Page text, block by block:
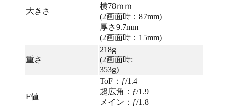
大きさ
横78ｍｍ
(2画面時：87mm)
厚さ9.7mm
(2画面時：15mm)
重さ
218g
(2画面時:
353g)
F値
ToF：ƒ/1.4
超広角：ƒ/1.9
メイン：ƒ/1.8